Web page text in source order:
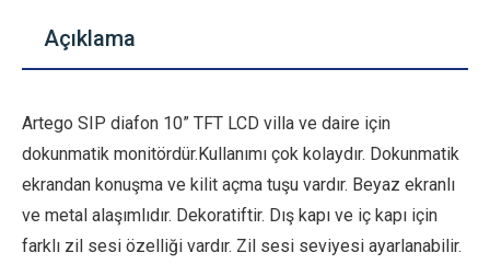
Açıklama
Artego SIP diafon 10” TFT LCD villa ve daire için
dokunmatik monitördür.Kullanımı çok kolaydır. Dokunmatik
ekrandan konuşma ve kilit açma tuşu vardır. Beyaz ekranlı
ve metal alaşımlıdır. Dekoratiftir. Dış kapı ve iç kapı için
farklı zil sesi özelliği vardır. Zil sesi seviyesi ayarlanabilir.